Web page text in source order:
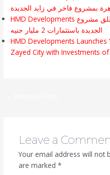
بمشروع فاخر في زايد الجديدة
HMD Developments تُطلق مشروع “Velora Villa” بمدينة زايد
الجديدة باستثمارات 2 مليار جنيه
HMD Developments Launches
Zayed City with Investments of
Leave a
Your email address will not
are marked *